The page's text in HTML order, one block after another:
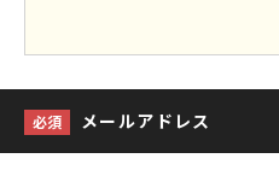
メールアドレス
必須